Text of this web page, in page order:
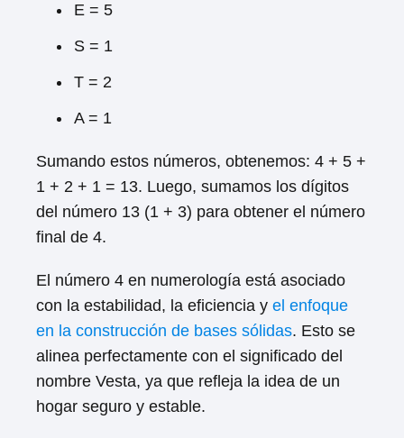
E = 5
S = 1
T = 2
A = 1
Sumando estos números, obtenemos: 4 + 5 +
1 + 2 + 1 = 13. Luego, sumamos los dígitos
del número 13 (1 + 3) para obtener el número
final de 4.
El número 4 en numerología está asociado
con la estabilidad, la eficiencia y el enfoque
en la construcción de bases sólidas. Esto se
alinea perfectamente con el significado del
nombre Vesta, ya que refleja la idea de un
hogar seguro y estable.